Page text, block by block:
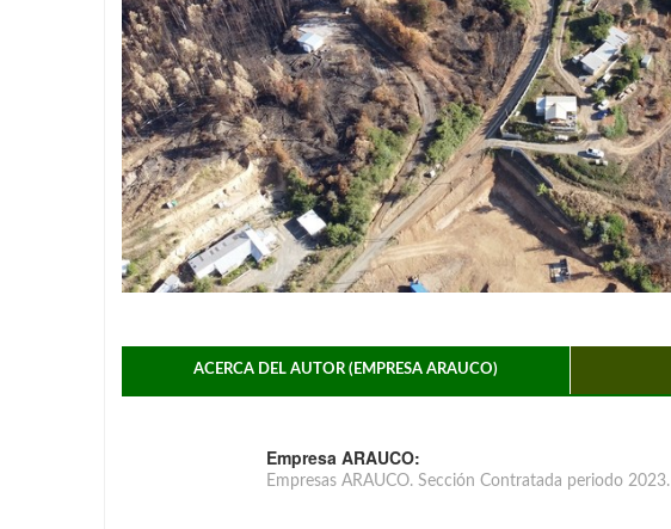
ACERCA DEL AUTOR (EMPRESA ARAUCO)
Empresa ARAUCO:
Empresas ARAUCO. Sección Contratada periodo 2023.